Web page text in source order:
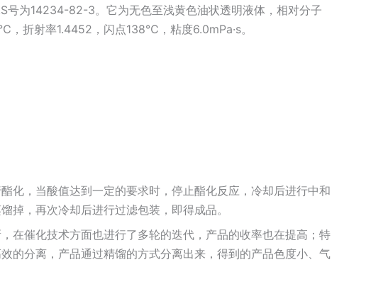
号为14234-82-3。它为无色至浅黄色油状透明液体，相对分子
射率1.4452，闪点138℃，粘度6.0mPa·s。
化，当酸值达到一定的要求时，停止酯化反应，冷却后进行中和
掉，再次冷却后进行过滤包装，即得成品。
在催化技术方面也进行了多轮的迭代，产品的收率也在提高；特
的分离，产品通过精馏的方式分离出来，得到的产品色度小、气